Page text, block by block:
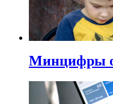
Минцифры